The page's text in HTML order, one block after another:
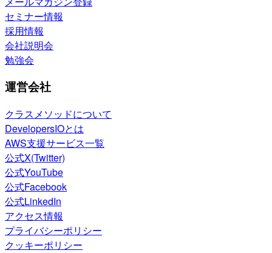
セミナー情報
採用情報
会社説明会
勉強会
運営会社
クラスメソッドについて
DevelopersIOとは
AWS支援サービス一覧
公式X(Twitter)
公式YouTube
公式Facebook
公式LinkedIn
アクセス情報
プライバシーポリシー
クッキーポリシー